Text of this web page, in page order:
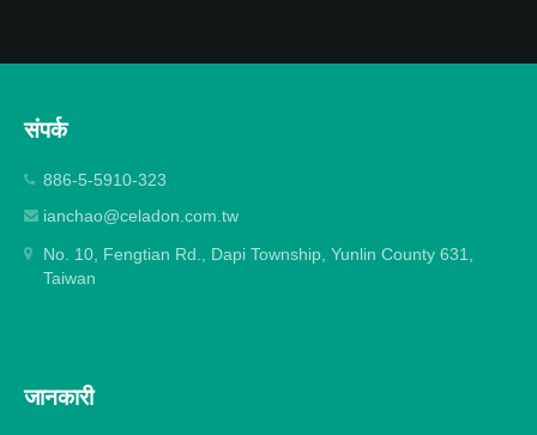
संपर्क
886-5-5910-323
ianchao@celadon.com.tw
No. 10, Fengtian Rd., Dapi Township, Yunlin County 631,
Taiwan
जानकारी